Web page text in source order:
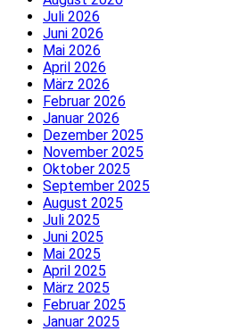
Juli 2026
Juni 2026
Mai 2026
April 2026
März 2026
Februar 2026
Januar 2026
Dezember 2025
November 2025
Oktober 2025
September 2025
August 2025
Juli 2025
Juni 2025
Mai 2025
April 2025
März 2025
Februar 2025
Januar 2025